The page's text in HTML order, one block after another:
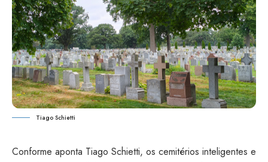
Tiago Schietti
Conforme aponta Tiago Schietti, os cemitérios inteligentes e